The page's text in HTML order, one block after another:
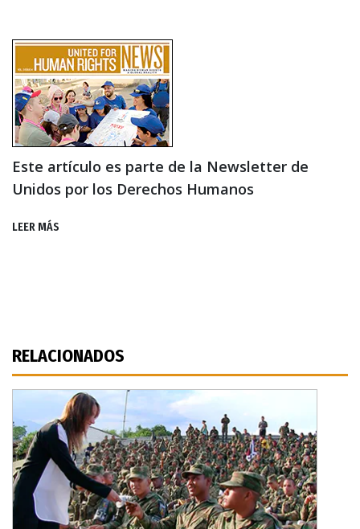
Este artículo es parte de la Newsletter de
Unidos por los Derechos Humanos
LEER MÁS
RELACIONADOS